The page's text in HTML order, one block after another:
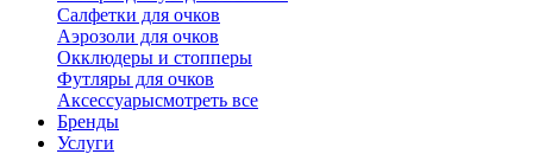
Салфетки для очков
Аэрозоли для очков
Окклюдеры и стопперы
Футляры для очков
Аксессуарысмотреть все
Бренды
Услуги